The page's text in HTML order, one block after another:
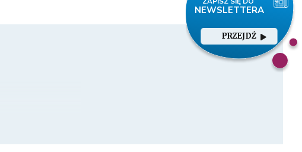
PRZEJDŹ